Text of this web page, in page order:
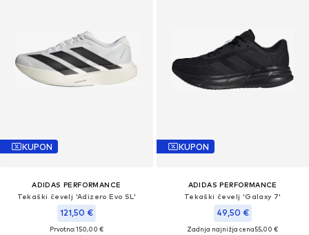
KUPON
ADIDAS PERFORMANCE
Tekaški čevelj 'Adizero Evo SL'
121,50 €
Prvotno: 150,00 €
KUPON
ADIDAS PERFORMANCE
Tekaški čevelj 'Galaxy 7'
49,50 €
Zadnja najnižja cena55,00 €